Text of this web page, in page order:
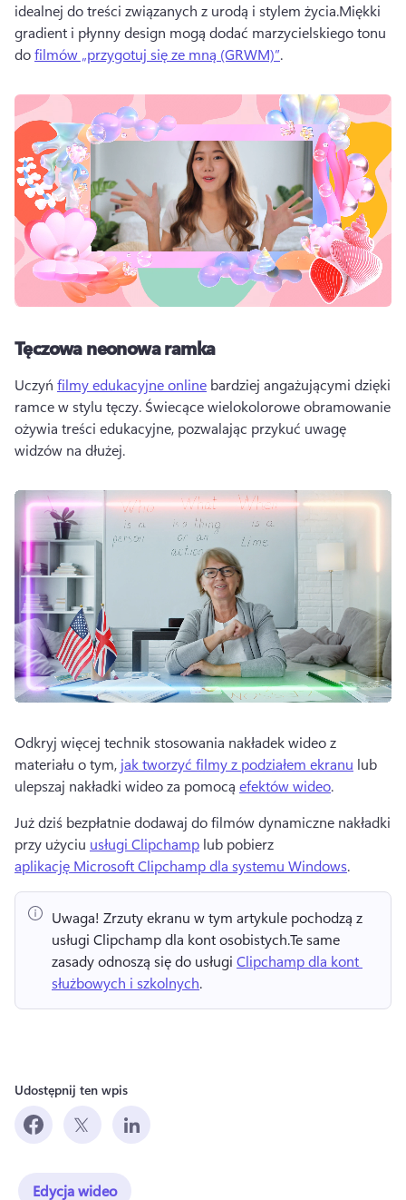
idealnej do treści związanych z urodą i stylem życia.Miękki
gradient i płynny design mogą dodać marzycielskiego tonu
do filmów „przygotuj się ze mną (GRWM)”.
Tęczowa neonowa ramka
Uczyń filmy edukacyjne online bardziej angażującymi dzięki
ramce w stylu tęczy. Świecące wielokolorowe obramowanie
ożywia treści edukacyjne, pozwalając przykuć uwagę
widzów na dłużej.
Odkryj więcej technik stosowania nakładek wideo z
materiału o tym, jak tworzyć filmy z podziałem ekranu lub
ulepszaj nakładki wideo za pomocą efektów wideo.
Już dziś bezpłatnie dodawaj do filmów dynamiczne nakładki
przy użyciu usługi Clipchamp lub pobierz
aplikację Microsoft Clipchamp dla systemu Windows.
Uwaga! Zrzuty ekranu w tym artykule pochodzą z
usługi Clipchamp dla kont osobistych.Te same
zasady odnoszą się do usługi Clipchamp dla kont
służbowych i szkolnych.
Udostępnij ten wpis
Edycja wideo